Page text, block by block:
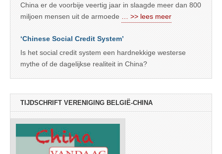
China er de voorbije veertig jaar in slaagde meer dan 800
miljoen mensen uit de armoede
… >> lees meer
‘Chinese Social Credit System’
Is het social credit system een hardnekkige westerse
mythe of de dagelijkse realiteit in China?
TIJDSCHRIFT VERENIGING BELGIË-CHINA